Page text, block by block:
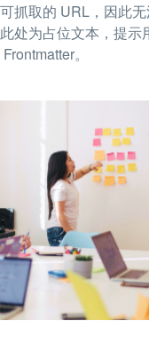
抓取的 URL，因此
处为占位文本，提示
。